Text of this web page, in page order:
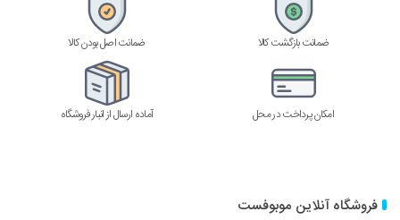
ضمانت بازگشت کالا ضمانت اصل بودن کالا
امکان پرداخت در محل آماده ارسال از انبار فروشگاه
فروشگاه آنلاین موبوفست